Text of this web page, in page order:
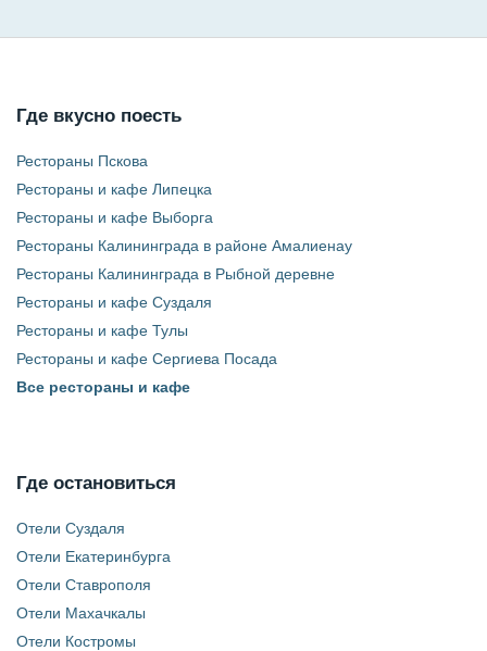
Где вкусно поесть
Рестораны Пскова
Рестораны и кафе Липецка
Рестораны и кафе Выборга
Рестораны Калининграда в районе Амалиенау
Рестораны Калининграда в Рыбной деревне
Рестораны и кафе Суздаля
Рестораны и кафе Тулы
Рестораны и кафе Сергиева Посада
Все рестораны и кафе
Где остановиться
Отели Суздаля
Отели Екатеринбурга
Отели Ставрополя
Отели Махачкалы
Отели Костромы